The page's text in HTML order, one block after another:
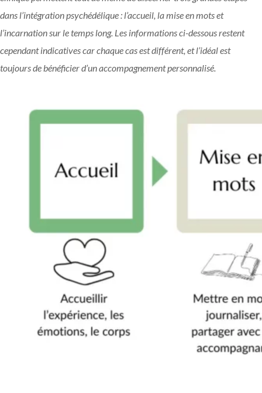
dans l’intégration psychédélique : l’accueil, la mise en mots et
l’incarnation sur le temps long. Les informations ci-dessous restent
cependant indicatives car chaque cas est différent, et l’idéal est
toujours de bénéficier d’un accompagnement personnalisé.